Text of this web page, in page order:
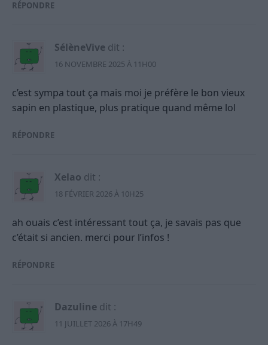
RÉPONDRE
SélèneVive dit :
16 NOVEMBRE 2025 À 11H00
c’est sympa tout ça mais moi je préfère le bon vieux
sapin en plastique, plus pratique quand même lol
RÉPONDRE
Xelao dit :
18 FÉVRIER 2026 À 10H25
ah ouais c’est intéressant tout ça, je savais pas que
c’était si ancien. merci pour l’infos !
RÉPONDRE
Dazuline dit :
11 JUILLET 2026 À 17H49